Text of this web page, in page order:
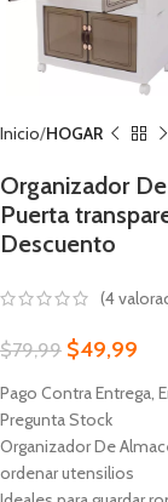
Inicio HOGAR
Organizador
Puerta
Descuento
(4
$79,99 $49,99
Pago Contra Entrega,
Pregunta Stock
Organizador De
ordenar utensilios